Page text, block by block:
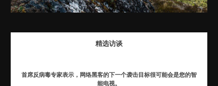
精选访谈
首席反病毒专家表示，网络黑客的下一个袭击目标很可能会是您的智
能电视。